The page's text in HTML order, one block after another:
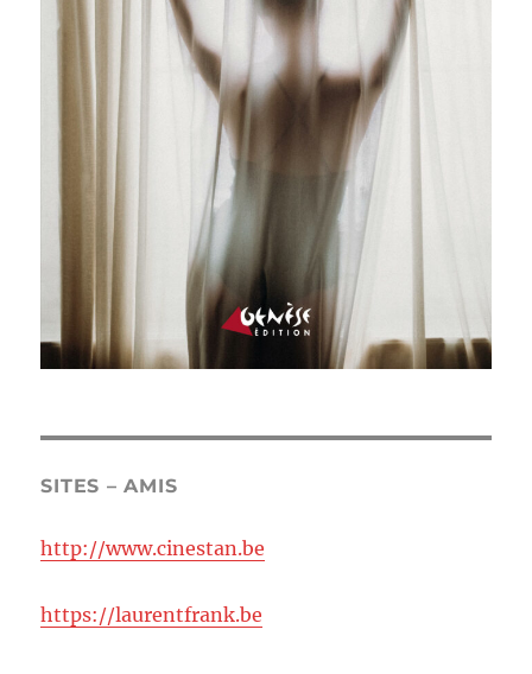
SITES – AMIS
http://www.cinestan.be
https://laurentfrank.be